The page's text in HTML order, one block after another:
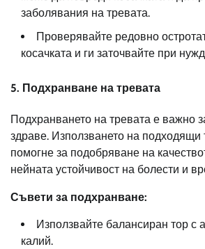
заболявания на тревата.
Проверявайте редовно
косачката и ги заточвайте при
5. Подхранване на тревата
Подхранването на тревата е важно
здраве. Използването на
помогне за подобряване на
нейната устойчивост на болести и
Съвети за подхранване:
Използвайте балансиран тор с
калий.